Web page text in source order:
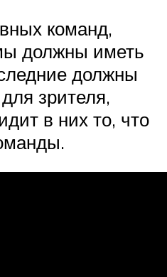
команд,
должны иметь
должны
зрителя,
в них то, что